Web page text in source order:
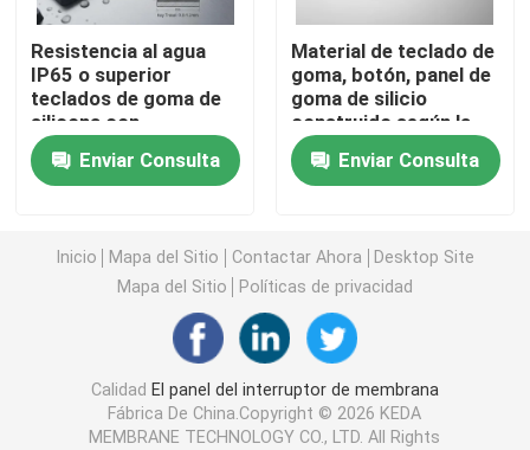
Interruptor de membrana de FPC
Interruptor de membrana del LED
Interruptor de membrana del PWB
Panel de interruptores de acrílico
Telclados numéricos de la goma de silicona
Resistencia al agua
IP65 o superior
teclados de goma de
silicona con
desplazamiento de
llave personalizable
0,8-1,2 mm y alta
interfaces de usuario
Enviar Consulta
Material de teclado de
goma, botón, panel de
goma de silicio
construido según la
solicitud
personalizada,
garantizando el
táctil cómoda.
Enviar Consulta
Inicio Mapa del Sitio Contactar Ahora
Desktop Site
Mapa del Sitio
Políticas de privacidad
Calidad El panel del interruptor de membrana
Fábrica De China.Copyright © 2026 KEDA
MEMBRANE TECHNOLOGY CO., LTD. All Rights